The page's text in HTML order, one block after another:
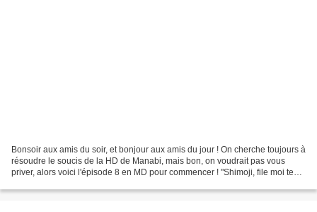
Bonsoir aux amis du soir, et bonjour aux amis du jour ! On cherche toujours à
résoudre le soucis de la HD de Manabi, mais bon, on voudrait pas vous
priver, alors voici l'épisode 8 en MD pour commencer ! "Shimoji, file moi tes